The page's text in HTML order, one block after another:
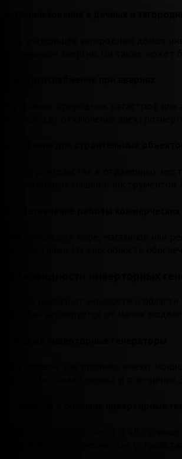
Для владельцев загородных домов
источником энергии. Он также
В условиях природных катастроф
происходят отключения
Для строительства в отдаленных
строительных машин и
Для небольших кафе, магазинов или
устройствами. Их способность
В зависимости от мощности и
которая варьируется от малых
Эти модели, как правило, имеют
мелкая бытовая техника и
Модели с мощностью от 3 кВт и выше
бытовые или коммерческие